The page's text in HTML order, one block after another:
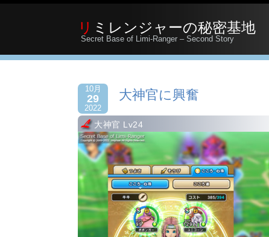
リミレンジャーの秘密基地
Secret Base of Limi-Ranger – Second Story
10月
29
2022
大神官に興奮
大神官 Lv24